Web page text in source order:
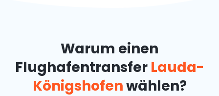
Warum einen
Flughafentransfer Lauda-
Königshofenwählen?